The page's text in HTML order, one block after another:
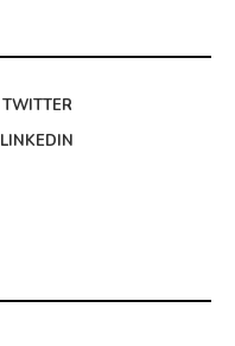
TWITTER
LINKEDIN